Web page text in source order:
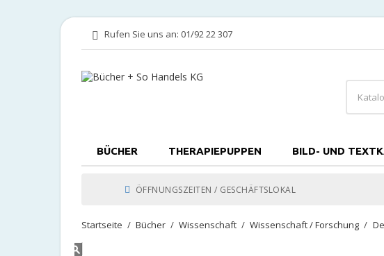
Rufen Sie uns an: 01/92 22 307
BÜCHER THERAPIEPUPPEN BILD- UND
ÖFFNUNGSZEITEN / GESCHÄFTSLOKAL
Startseite Bücher Wissenschaft Wissenschaft / Forschung